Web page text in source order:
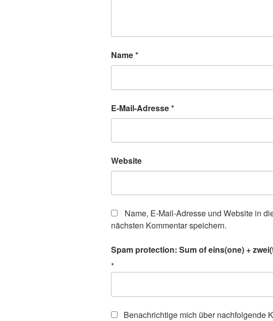
Name*
E-Mail-Adresse*
Website
Name, E-Mail-Adresse und Website in
nächsten Kommentar speichern.
Spam protection: Sum of eins(one) +
*
Benachrichtige mich über nachfolgende